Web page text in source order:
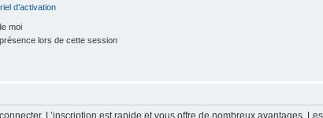
d’activation
moi
lors de cette session